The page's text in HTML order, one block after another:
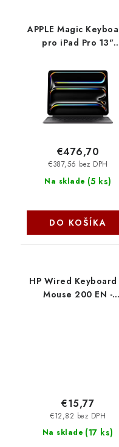
APPLE Magic
pro iPad Pro 13"
černá mwr53sl-a
Na sklade (5 ks)
€387,56 bez DPH
€476,70
DO KOŠÍKA
HP Wired
Mouse 200 EN -
Na sklade (17 ks)
€12,82 bez DPH
€15,77